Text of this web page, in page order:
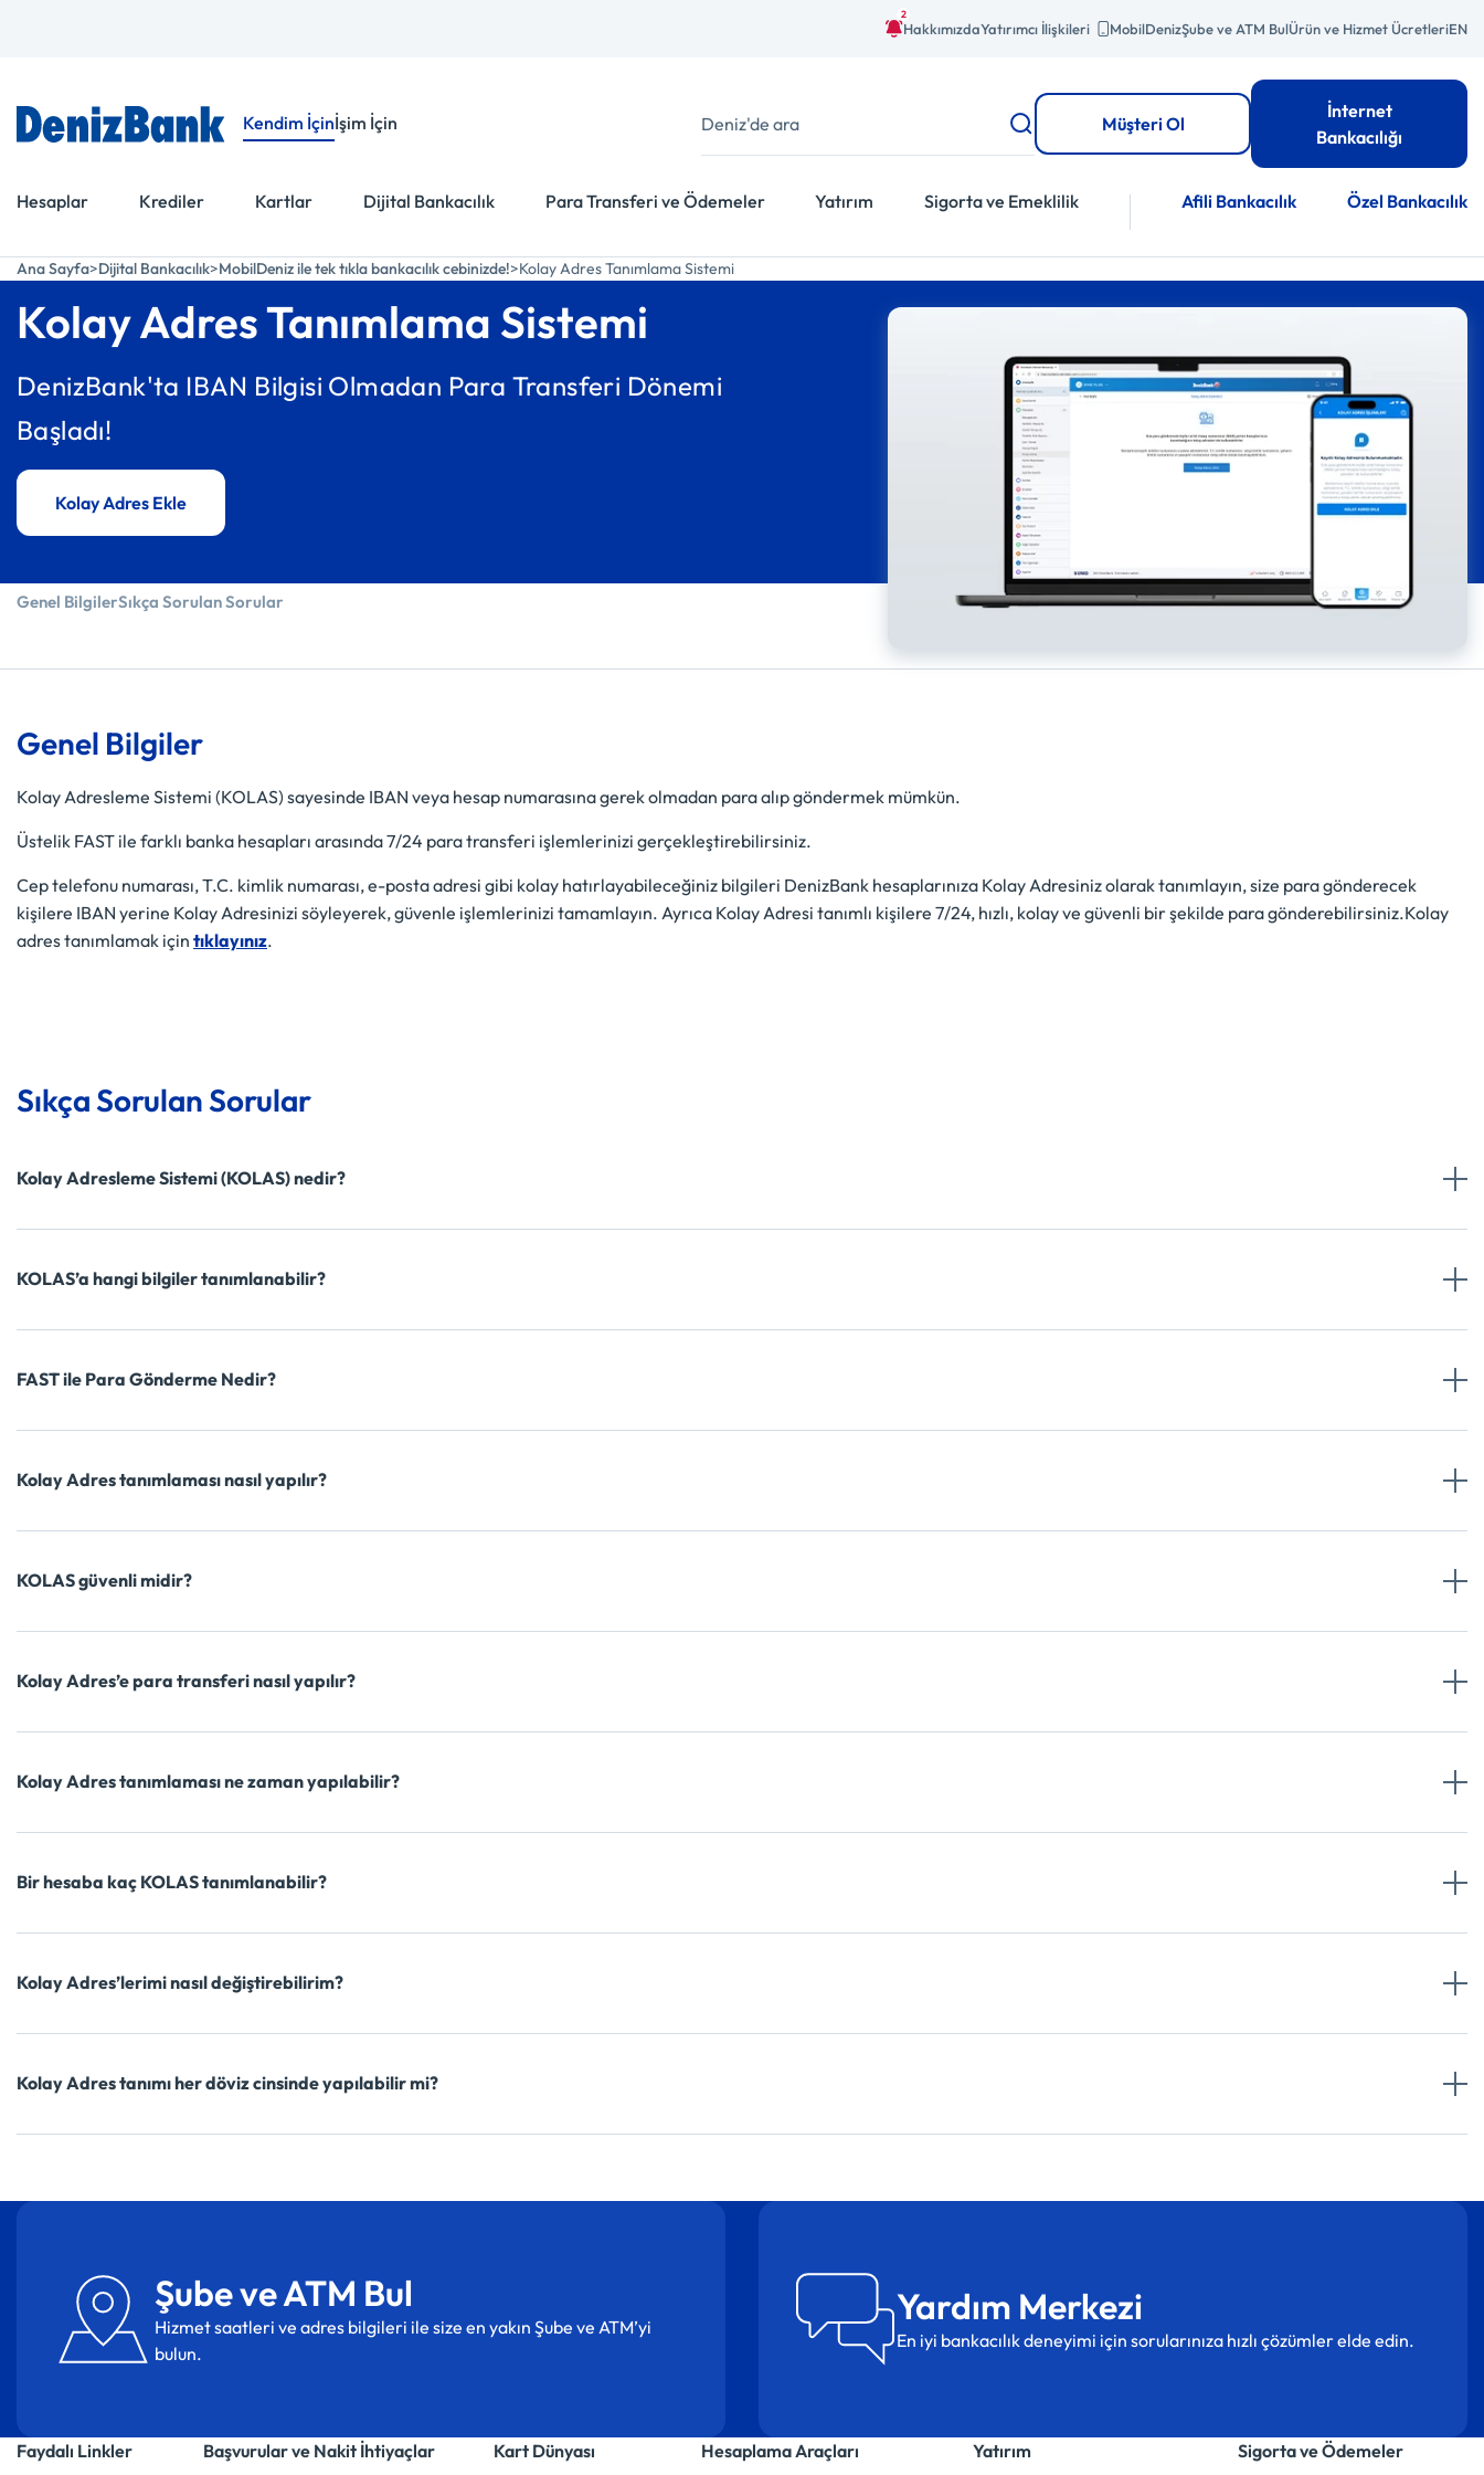
2
HakkımızdaYatırımcı İlişkileri MobilDenizŞube ve ATM BulÜrün ve Hizmet ÜcretleriEN
Kendim İçinİşim İçin
Hesaplar Krediler Kartlar Dijital Bankacılık Para Transferi ve Ödemeler Yatırım Sigorta ve Emeklilik Afili Bankacılık Özel Bankacılık
Müşteri Ol
İnternet
Bankacılığı
Ana Sayfa Dijital Bankacılık MobilDeniz ile tek tıkla bankacılık cebinizde! Kolay Adres Tanımlama Sistemi
Kolay Adres Tanımlama Sistemi
DenizBank'ta IBAN Bilgisi Olmadan Para Transferi Dönemi
Başladı!
Kolay Adres Ekle
Genel BilgilerSıkça Sorulan Sorular
Genel Bilgiler
Kolay Adresleme Sistemi (KOLAS) sayesinde IBAN veya hesap numarasına gerek olmadan para alıp göndermek mümkün.
Üstelik FAST ile farklı banka hesapları arasında 7/24 para transferi işlemlerinizi gerçekleştirebilirsiniz.
Cep telefonu numarası, T.C. kimlik numarası, e-posta adresi gibi kolay hatırlayabileceğiniz bilgileri DenizBank hesaplarınıza Kolay Adresiniz olarak tanımlayın, size para gönderecek
kişilere IBAN yerine Kolay Adresinizi söyleyerek, güvenle işlemlerinizi tamamlayın. Ayrıca Kolay Adresi tanımlı kişilere 7/24, hızlı, kolay ve güvenli bir şekilde para gönderebilirsiniz.Kolay
adres tanımlamak için tıklayınız.
Sıkça Sorulan Sorular
Kolay Adresleme Sistemi (KOLAS) nedir?
KOLAS’a hangi bilgiler tanımlanabilir?
FAST ile Para Gönderme Nedir?
Kolay Adres tanımlaması nasıl yapılır?
KOLAS güvenli midir?
Kolay Adres’e para transferi nasıl yapılır?
Kolay Adres tanımlaması ne zaman yapılabilir?
Bir hesaba kaç KOLAS tanımlanabilir?
Kolay Adres’lerimi nasıl değiştirebilirim?
Kolay Adres tanımı her döviz cinsinde yapılabilir mi?
Şube ve ATM Bul
Hizmet saatleri ve adres bilgileri ile size en yakın Şube ve ATM’yi
bulun.
Yardım Merkezi
En iyi bankacılık deneyimi için sorularınıza hızlı çözümler elde edin.
Faydalı Linkler Başvurular ve Nakit İhtiyaçlar Kart Dünyası Hesaplama Araçları Yatırım Sigorta ve Ödemeler